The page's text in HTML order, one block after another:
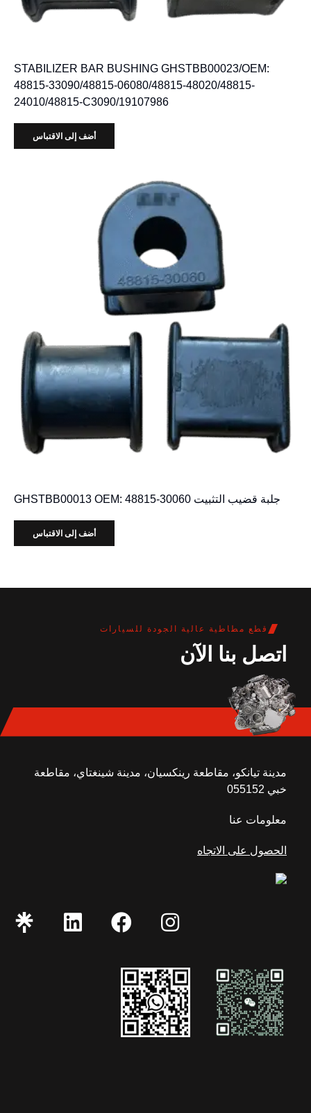
STABILIZER BAR BUSHING GHSTBB00023/OEM:
48815-33090/48815-06080/48815-48020/48815-
24010/48815-C3090/19107986
أضف إلى الاقتباس
جلبة قضيب التثبيت GHSTBB00013 OEM: 48815-30060
أضف إلى الاقتباس
قطع مطاطية عالية الجودة للسيارات
اتصل بنا الآن
مدينة تيانكو، مقاطعة رينكسيان، مدينة شينغتاي، مقاطعة
خبي 055152
معلومات عنا
الحصول على الاتجاه